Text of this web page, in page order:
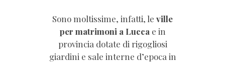
Sono moltissime, infatti, le ville
per matrimoni a Lucca e in
provincia dotate di rigogliosi
giardini e sale interne d’epoca in